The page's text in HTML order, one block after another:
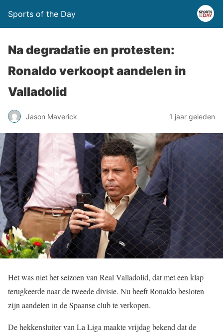
Sports of the Day
Na degradatie en protesten:
Ronaldo verkoopt aandelen in
Valladolid
Jason Maverick 1 jaar geleden
Het was niet het seizoen van Real Valladolid, dat met een klap
terugkeerde naar de tweede divisie. Nu heeft Ronaldo besloten
zijn aandelen in de Spaanse club te verkopen.
De hekkensluiter van La Liga maakte vrijdag bekend dat de